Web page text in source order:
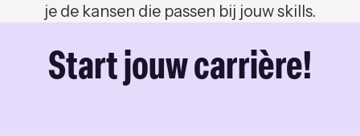
je de kansen die passen bij jouw skills.
Start jouw carrière!